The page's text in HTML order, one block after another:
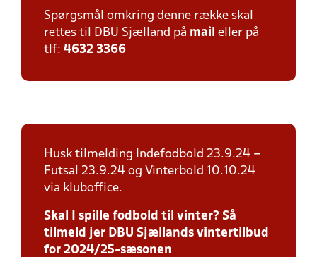
Spørgsmål omkring denne række skal
rettes til DBU Sjælland på mail eller på
tlf: 4632 3366
Husk tilmelding Indefodbold 23.9.24 –
Futsal 23.9.24 og Vinterbold 10.10.24
via kluboffice.
Skal I spille fodbold til vinter? Så
tilmeld jer DBU Sjællands vintertilbud
for 2024/25-sæsonen